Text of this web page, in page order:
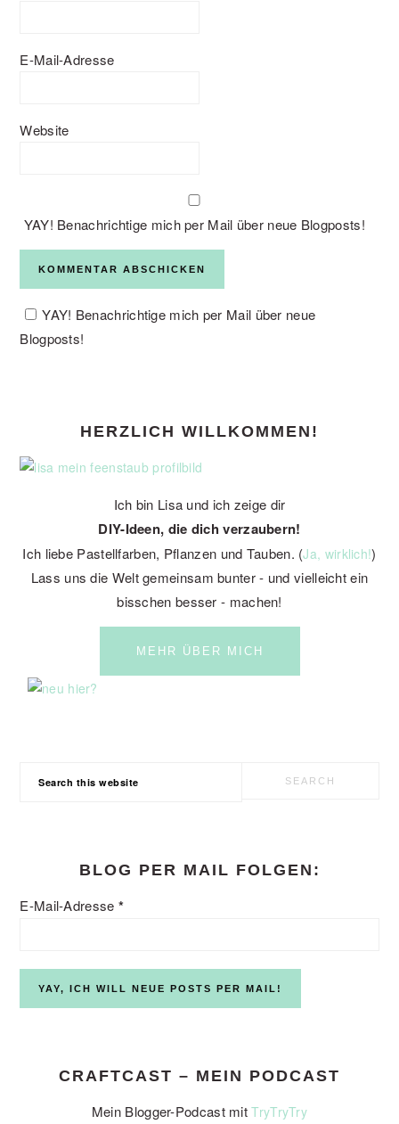
E-Mail-Adresse
Website
YAY! Benachrichtige mich per Mail über neue Blogposts!
YAY! Benachrichtige mich per Mail über neue
Blogposts!
HERZLICH WILLKOMMEN!
Ich bin Lisa und ich zeige dir
DIY-Ideen, die dich verzaubern!
Ich liebe Pastellfarben, Pflanzen und Tauben. (Ja, wirklich!)
Lass uns die Welt gemeinsam bunter - und vielleicht ein
bisschen besser - machen!
MEHR ÜBER MICH
BLOG PER MAIL FOLGEN:
E-Mail-Adresse *
CRAFTCAST – MEIN PODCAST
Mein Blogger-Podcast mitTryTryTry